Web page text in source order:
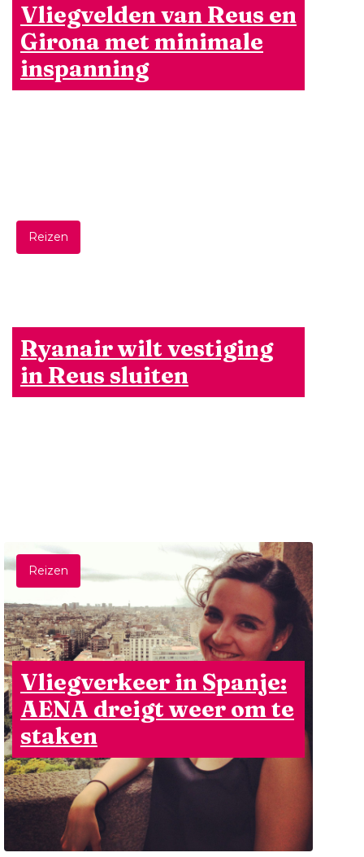
Vliegvelden van Reus en
Girona met minimale
inspanning
Reizen
Ryanair wilt vestiging
in Reus sluiten
Reizen
Vliegverkeer in Spanje:
AENA dreigt weer om te
staken